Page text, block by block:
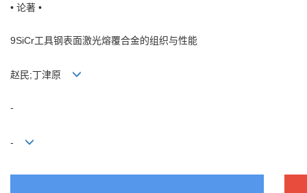
• 论著 •
9SiCr工具钢表面激光熔覆合金的组织与性能
赵民;丁津原
-
-